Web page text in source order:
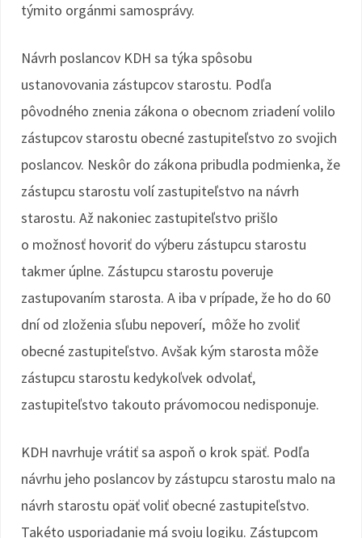
týmito orgánmi samosprávy.
Návrh poslancov KDH sa týka spôsobu
ustanovovania zástupcov starostu. Podľa
pôvodného znenia zákona o obecnom zriadení volilo
zástupcov starostu obecné zastupiteľstvo zo svojich
poslancov. Neskôr do zákona pribudla podmienka, že
zástupcu starostu volí zastupiteľstvo na návrh
starostu. Až nakoniec zastupiteľstvo prišlo
o možnosť hovoriť do výberu zástupcu starostu
takmer úplne. Zástupcu starostu poveruje
zastupovaním starosta. A iba v prípade, že ho do 60
dní od zloženia sľubu nepoverí, môže ho zvoliť
obecné zastupiteľstvo. Avšak kým starosta môže
zástupcu starostu kedykoľvek odvolať,
zastupiteľstvo takouto právomocou nedisponuje.
KDH navrhuje vrátiť sa aspoň o krok späť. Podľa
návrhu jeho poslancov by zástupcu starostu malo na
návrh starostu opäť voliť obecné zastupiteľstvo.
Takéto usporiadanie má svoju logiku. Zástupcom